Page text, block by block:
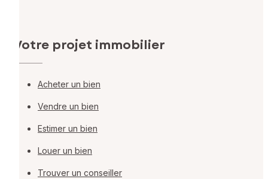
Votre projet immobilier
Acheter un bien
Vendre un bien
Estimer un bien
Louer un bien
Trouver un conseiller